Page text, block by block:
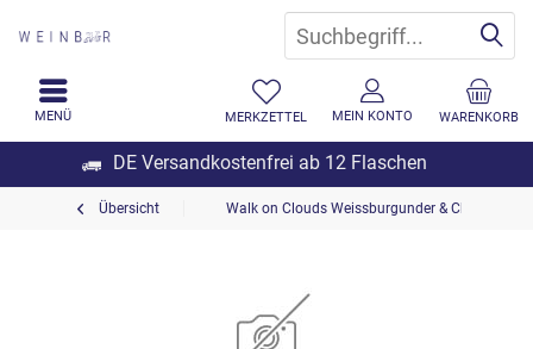
DE Versandkostenfrei ab 12 Flaschen
WARENKORB
MERKZETTEL MEIN KONTO
MENÜ
Übersicht Walk on Clouds Weissburgunder & Chardonnay